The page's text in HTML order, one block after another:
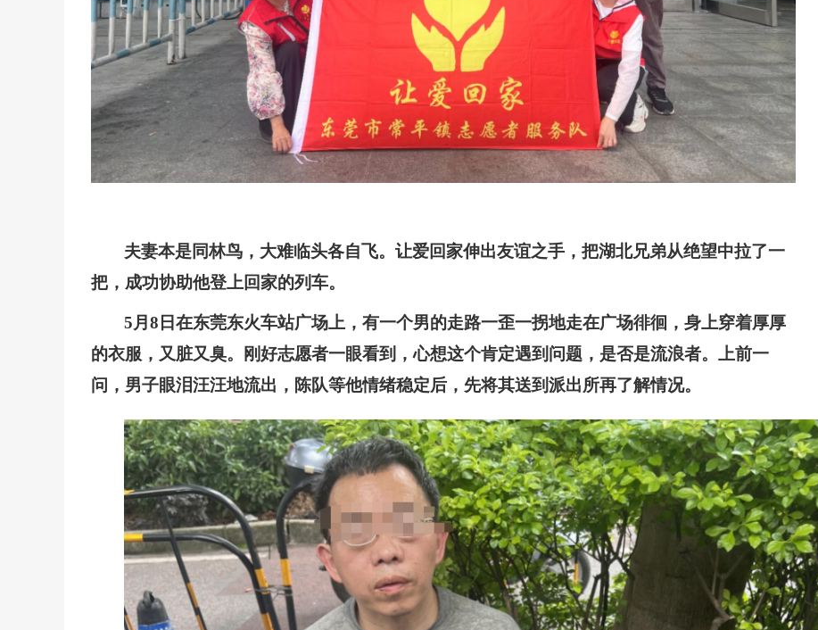
夫妻本是同林鸟，大难临头各自飞。让爱回家伸出友谊之手，把湖北兄弟从绝望中拉了一
把，成功协助他登上回家的列车。
5月8日在东莞东火车站广场上，有一个男的走路一歪一拐地走在广场徘徊，身上穿着厚厚
的衣服，又脏又臭。刚好志愿者一眼看到，心想这个肯定遇到问题，是否是流浪者。上前一
问，男子眼泪汪汪地流出，陈队等他情绪稳定后，先将其送到派出所再了解情况。